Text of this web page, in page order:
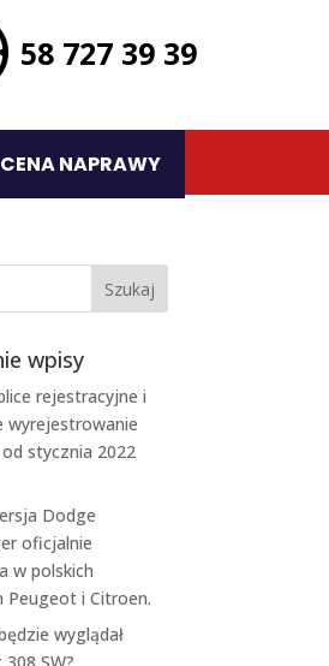
58 727 39 39
NAPRAWY
wpisy
rejestracyjne i
wyrejestrowanie
stycznia 2022
Dodge
oficjalnie
w polskich
Peugeot i Citroen.
wyglądał